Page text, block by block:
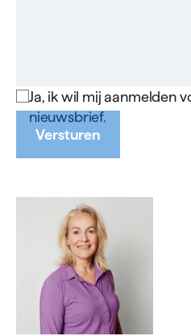
Ja, ik wil mij aanmelden
nieuwsbrief.
Versturen